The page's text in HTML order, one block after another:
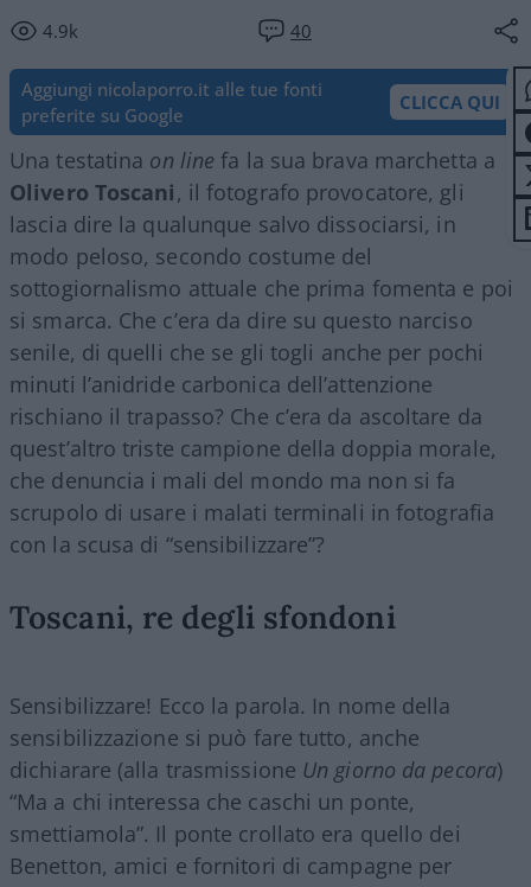
4.9k 40
Aggiungi nicolaporro.it alle tue fonti
preferite su Google
CLICCA QUI
Una testatina on line fa la sua brava marchetta a
Olivero Toscani, il fotografo provocatore, gli
lascia dire la qualunque salvo dissociarsi, in
modo peloso, secondo costume del
sottogiornalismo attuale che prima fomenta e poi
si smarca. Che c’era da dire su questo narciso
senile, di quelli che se gli togli anche per pochi
minuti l’anidride carbonica dell’attenzione
rischiano il trapasso? Che c’era da ascoltare da
quest’altro triste campione della doppia morale,
che denuncia i mali del mondo ma non si fa
scrupolo di usare i malati terminali in fotografia
con la scusa di “sensibilizzare”?
Toscani, re degli sfondoni
Sensibilizzare! Ecco la parola. In nome della
sensibilizzazione si può fare tutto, anche
dichiarare (alla trasmissione Un giorno da pecora)
“Ma a chi interessa che caschi un ponte,
smettiamola”. Il ponte crollato era quello dei
Benetton, amici e fornitori di campagne per